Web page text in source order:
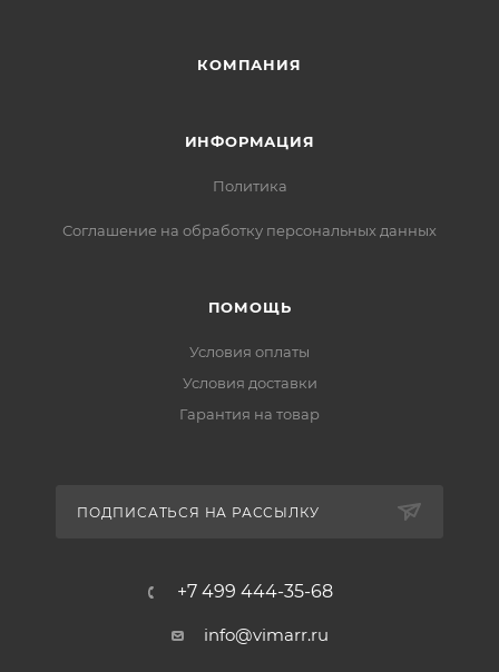
КОМПАНИЯ
ИНФОРМАЦИЯ
Политика
Соглашение на обработку персональных данных
ПОМОЩЬ
Условия оплаты
Условия доставки
Гарантия на товар
ПОДПИСАТЬСЯ НА РАССЫЛКУ
+7 499 444-35-68
info@vimarr.ru